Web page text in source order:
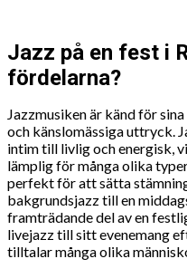
Jazz på en fest i
fördelarna?
Jazzmusiken är känd för
och känslomässiga uttryck.
intim till livlig och energisk,
lämplig för många olika
perfekt för att sätta
bakgrundsjazz till en
framträdande del av en
livejazz till sitt evenemang
tilltalar många olika